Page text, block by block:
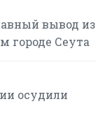
вывод из
городе Сеута
осудили